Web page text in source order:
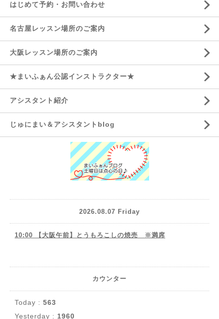
はじめて予約・お問い合わせ
名古屋レッスン場所のご案内
大阪レッスン場所のご案内
★まいふぁん公認インストラクター★
アシスタント紹介
じゅにまい＆アシスタントblog
2026.08.07 Friday
10:00 【大阪午前】とうもろこしの焼売 ※満席
カウンター
Today : 563
Yesterday : 1960